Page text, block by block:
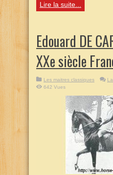
Lire la suite...
Edouard DE
XXe siècle
Les maitres classiques
642 Vues